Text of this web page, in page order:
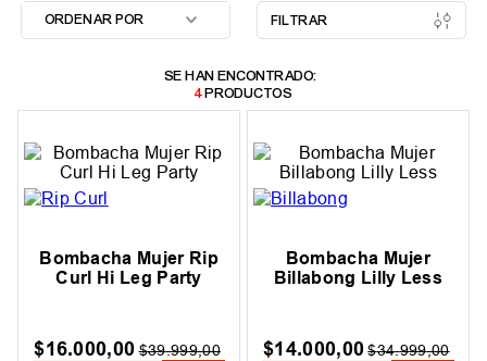
ORDENAR POR FILTRAR
4PRODUCTOS
Bombacha Mujer Rip
Curl Hi Leg Party
$16.000,00 $39.999,00
Bombacha Mujer
Billabong Lilly Less
$14.000,00 $34.999,00